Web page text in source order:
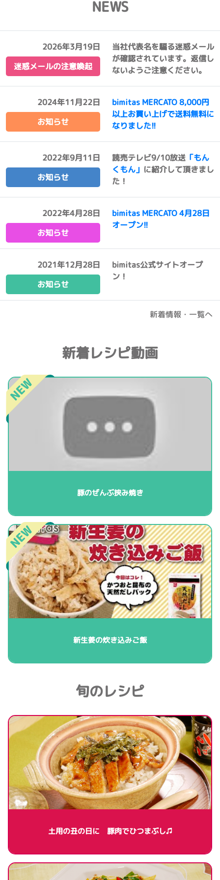
NEWS
2026年3月19日
迷惑メールの注意喚起
当社代表名を騙る迷惑メール
が確認されています。返信し
ないようご注意ください。
2024年11月22日
お知らせ
bimitas MERCATO 8,000円
以上お買い上げで送料無料に
なりました!!
2022年9月11日
お知らせ
読売テレビ9/10放送 「もん
くもん」 に紹介して頂きまし
た！
2022年4月28日
お知らせ
bimitas MERCATO 4月28日
オープン!!
2021年12月28日
お知らせ
bimitas公式サイトオープ
ン！
新着情報・一覧へ
新着レシピ動画
豚のぜんぶ挟み焼き
新生姜の炊き込みご飯
旬のレシピ
土用の丑の日に 豚肉でひつまぶし♫